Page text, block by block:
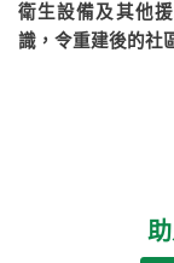
衛生設備及其他
識，令重建後的社